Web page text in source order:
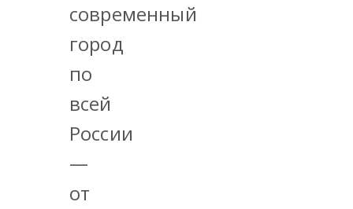
современный
город
по
всей
России
—
от